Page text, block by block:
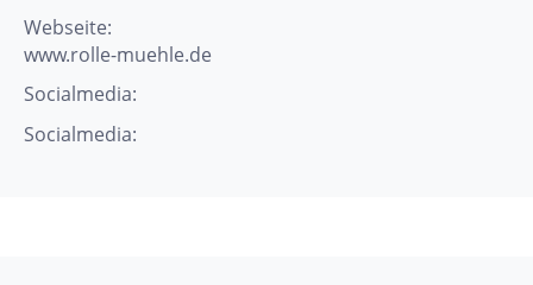
Webseite:
www.rolle-muehle.de
Socialmedia:
Socialmedia: